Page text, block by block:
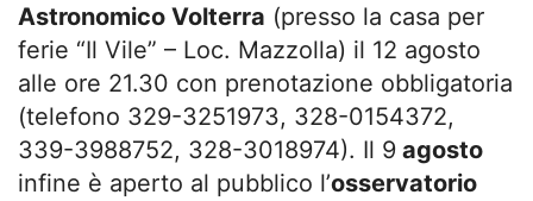
Astronomico Volterra (presso la casa per
ferie “Il Vile” – Loc. Mazzolla) il 12 agosto
alle ore 21.30 con prenotazione obbligatoria
(telefono 329-3251973, 328-0154372,
339-3988752, 328-3018974). Il 9 agosto
infine è aperto al pubblico l’osservatorio